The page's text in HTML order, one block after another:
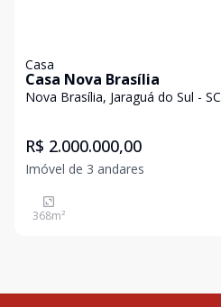
Casa
Casa Nova Brasília
Nova Brasília, Jaraguá do Sul - SC
R$ 2.000.000,00
Imóvel de 3 andares
368m²